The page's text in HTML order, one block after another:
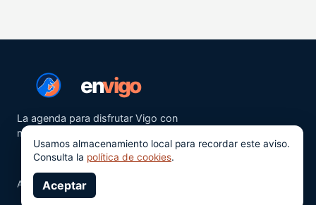
envigo
La agenda para disfrutar Vigo con
más ganas.
Aviso legalPrivacidad
Usamos almacenamiento local para recordar este aviso.
Consulta la política de cookies.
Aceptar